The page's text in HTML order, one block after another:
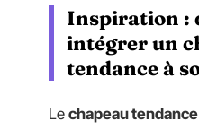
Inspiration :
intégrer un
tendance à
Le chapeau tendance